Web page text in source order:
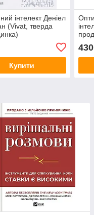
інтелект Деніел
(Vivat, тверда
Купити
430